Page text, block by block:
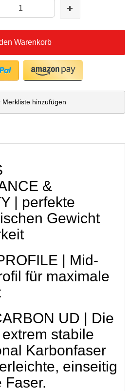
Warenkorb
Merkliste hinzufügen
&
| perfekte
Gewicht
| Mid-
für maximale
UD | Die
stabile
Karbonfaser
einseitig
Faser.